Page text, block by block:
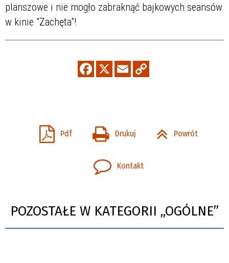
planszowe i nie mogło zabraknąć bajkowych seansów
w kinie "Zachęta"!
Pdf Drukuj Powrót
Kontakt
POZOSTAŁE W KATEGORII „OGÓLNE”